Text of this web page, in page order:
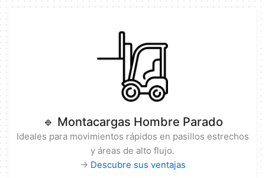
🔹 Montacargas Hombre Parado
Ideales para movimientos rápidos en pasillos estrechos
y áreas de alto flujo.
→ Descubre sus ventajas